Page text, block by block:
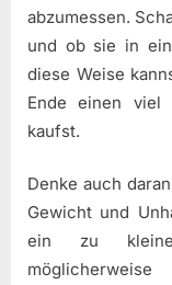
abzumessen.
und ob sie in
diese Weise
Ende einen
kaufst.
Denke auch
Gewicht und
ein zu